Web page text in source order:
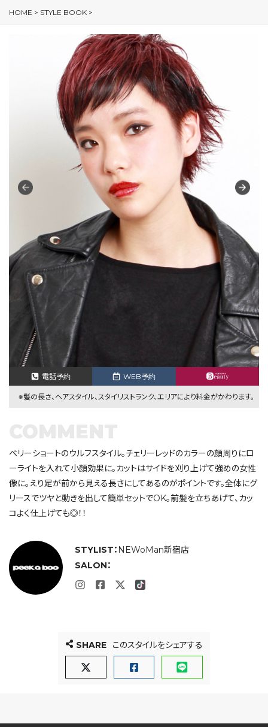
HOME > STYLE BOOK >
電話予約 WEB予約
※髪の長さ、ヘアスタイル、スタイリストランク、エリアにより料金がかわります。
STYLIST： NEWoMan新宿店
SALON：
ベリーショートのウルフスタイル。チェリーレッドのカラーの顔周りにロ
ーライトを入れて小顔効果に。カットはサイドを刈り上げて強めの女性
像に。えり足が前から見える長さにしてあるのがポイントです。全体にグ
リースでツヤと動きを出して簡単セットでOK。前髪を立ちあげて、カッ
コよく仕上げても◎！！
SHARE このスタイルをシェアする